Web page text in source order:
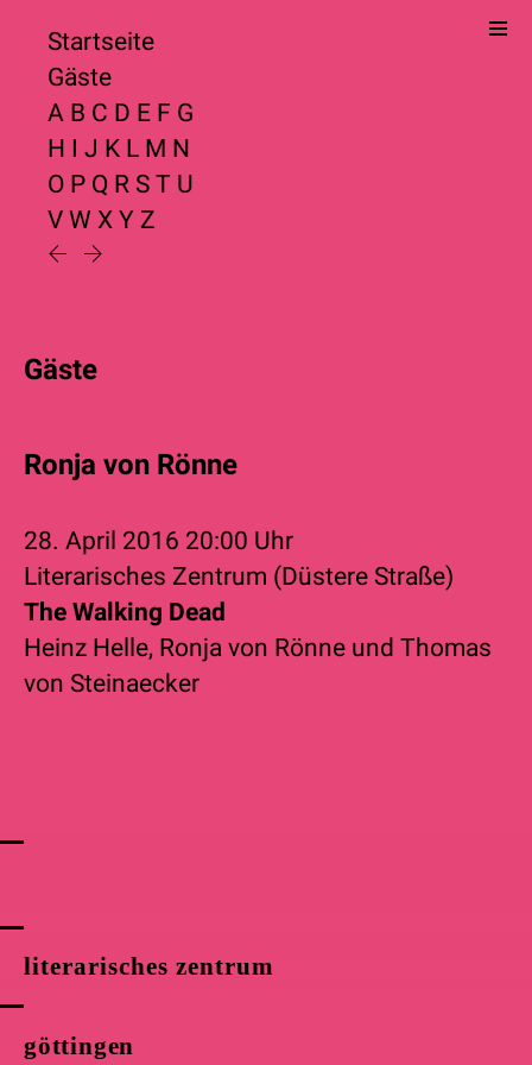
literarisches zentrum
göttingen
Startseite
Gäste
A B C D E F G
H I J K L M N
O P Q R S T U
V W X Y Z
Gäste
Ronja von Rönne
28. April 2016 20:00 Uhr
Literarisches Zentrum (Düstere Straße)
The Walking Dead
Heinz Helle, Ronja von Rönne und Thomas
von Steinaecker